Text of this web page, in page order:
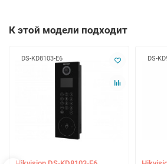
К этой модели подходит
DS-KD8103-E6 DS-